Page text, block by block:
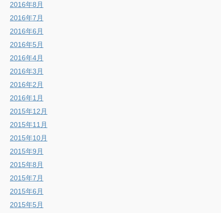
2016年8月
2016年7月
2016年6月
2016年5月
2016年4月
2016年3月
2016年2月
2016年1月
2015年12月
2015年11月
2015年10月
2015年9月
2015年8月
2015年7月
2015年6月
2015年5月